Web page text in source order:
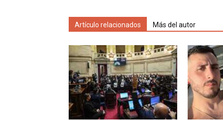
Artículo relacionados Más del autor